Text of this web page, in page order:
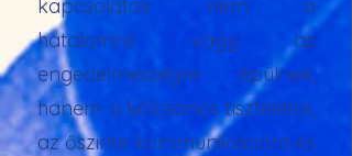
kapcsolatok nem a
hatalomra vagy az
engedelmességre épülnek,
hanem a kölcsönös tiszteletre,
az őszinte kommunikációra és